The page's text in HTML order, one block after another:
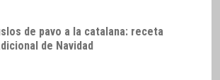
de pavo a la catalana: receta
de Navidad